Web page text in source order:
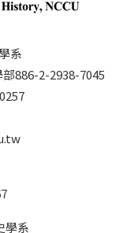
系
886-2-2938-7045
學系